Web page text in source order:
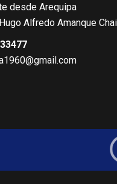
desde Arequipa
Alfredo Amanque